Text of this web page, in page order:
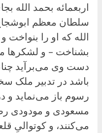
اربعمائه بحمد الله
سلطان معظم
الله که او را
بشناخت – و لشکرها
دست وی می‌برآید
باشد در تدبیر ملک
رسوم باز می‌نماید
مسعودی و مودودی
می‌کنند، و کوتوالیِ